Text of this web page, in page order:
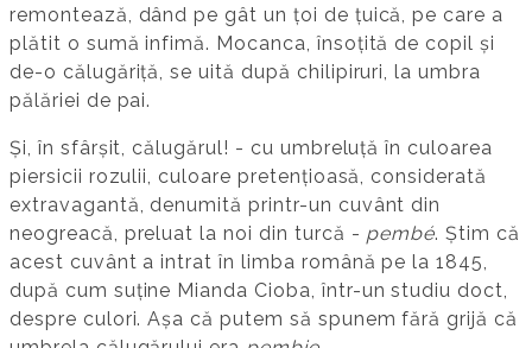
remontează, dând pe gât un țoi de țuică, pe care a
plătit o sumă infimă. Mocanca, însoțită de copil și
de-o călugăriță, se uită după chilipiruri, la umbra
pălăriei de pai.
Și, în sfârșit, călugărul! - cu umbreluță în culoarea
piersicii rozulii, culoare pretențioasă, considerată
extravagantă, denumită printr-un cuvânt din
neogreacă, preluat la noi din turcă - pembé. Știm că
acest cuvânt a intrat în limba română pe la 1845,
după cum suține Mianda Cioba, într-un studiu doct,
despre culori. Așa că putem să spunem fără grijă că